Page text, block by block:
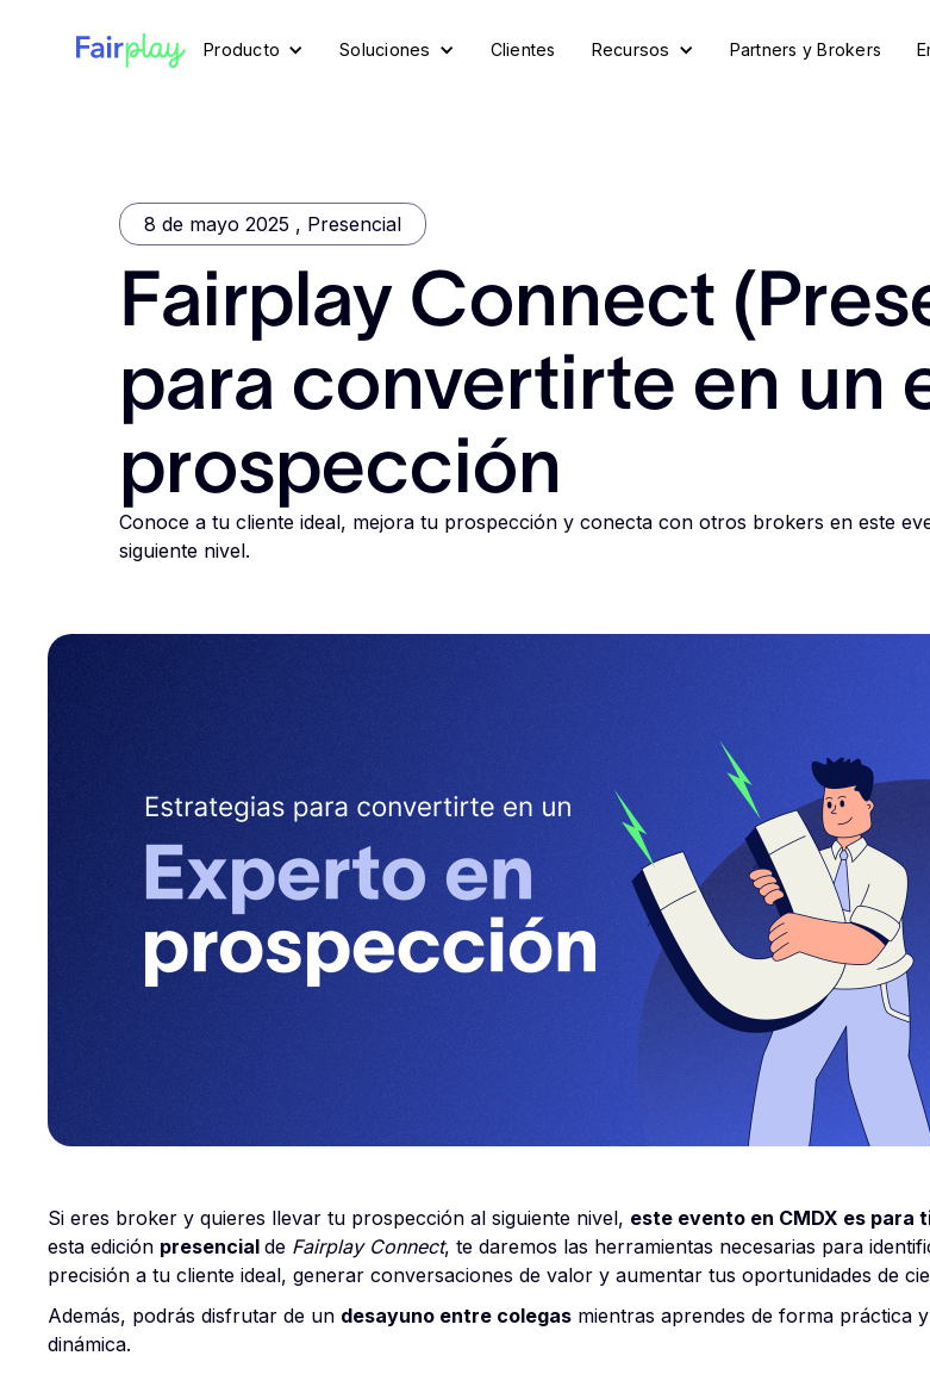
Producto Soluciones Clientes Recursos Partners y Brokers
8 de mayo 2025 , Presencial
Fairplay Connect
para convertirte en un
prospección
Conoce a tu cliente ideal, mejora tu prospección y conecta con otros brokers en este
siguiente nivel.
Si eres broker y quieres llevar tu prospección al siguiente nivel, este evento en CMDX es para
esta edición presencial de Fairplay Connect, te daremos las herramientas necesarias para
precisión a tu cliente ideal, generar conversaciones de valor y aumentar tus oportunidades de
Además, podrás disfrutar de un desayuno entre colegas mientras aprendes de forma práctica y
dinámica.